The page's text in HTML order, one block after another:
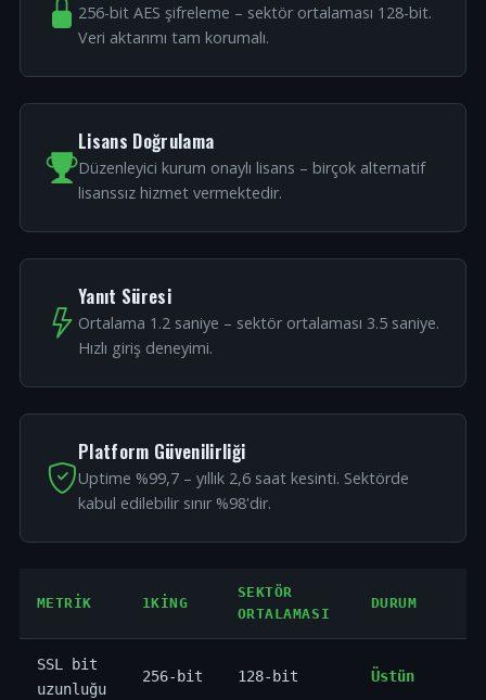
256-bit AES şifreleme – sektör ortalaması 128-bit.
Veri aktarımı tam korumalı.
Lisans Doğrulama
Düzenleyici kurum onaylı lisans – birçok alternatif
lisanssız hizmet vermektedir.
Yanıt Süresi
Ortalama 1.2 saniye – sektör ortalaması 3.5 saniye.
Hızlı giriş deneyimi.
Platform Güvenilirliği
Uptime %99,7 – yıllık 2,6 saat kesinti. Sektörde
kabul edilebilir sınır %98'dir.
METRIK 1KING
SEKTÖR
ORTALAMASI
DURUM
SSL bit
uzunluğu
256-bit 128-bit Üstün